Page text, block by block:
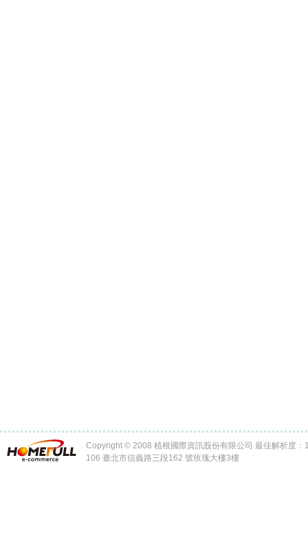
Copyright © 2008 植根國際資訊股份有限公司 最佳解析度：
106 臺北市信義路三段162 號玫瑰大樓3樓